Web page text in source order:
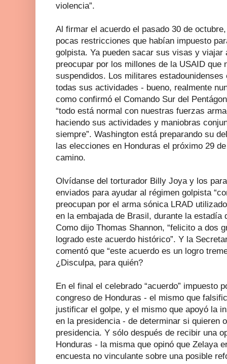
violencia”.
Al firmar el acuerdo el pasado 30 de
pocas restricciones que habían impuesto
golpista. Ya pueden sacar sus visas y viajar
preocupar por los millones de la USAID que
suspendidos. Los militares
todas sus actividades - bueno, realmente
como confirmó el Comando Sur del
“todo está normal con nuestras fuerzas
haciendo sus actividades y maniobras
siempre”. Washington está preparando su
las elecciones en Honduras el próximo 29
camino.
Olvídanse del torturador Billy Joya y los
enviados para ayudar al régimen golpista
preocupan por el arma sónica LRAD
en la embajada de Brasil, durante la estadía
Como dijo Thomas Shannon, “felicito a dos
logrado este acuerdo histórico”. Y la
comentó que “este acuerdo es un logro
¿Disculpa, para quién?
En el final el celebrado “acuerdo” impuesto
congreso de Honduras - el mismo que
justificar el golpe, y el mismo que apoyó la
en la presidencia - de determinar si quieren
presidencia. Y sólo después de recibir una
Honduras - la misma que opinó que Zelaya
encuesta no vinculante sobre una posible